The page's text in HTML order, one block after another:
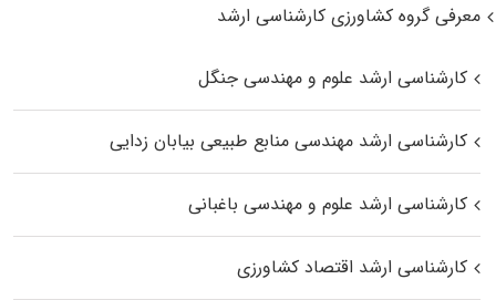
معرفی گروه کشاورزی کارشناسی ارشد
کارشناسی ارشد علوم و مهندسی جنگل
کارشناسی ارشد مهندسی منابع طبیعی بیابان زدایی
کارشناسی ارشد علوم و مهندسی باغبانی
کارشناسی ارشد اقتصاد کشاورزی